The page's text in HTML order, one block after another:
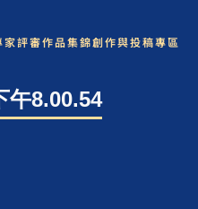
家評審作品集錦創作與投稿專區
午8.00.54